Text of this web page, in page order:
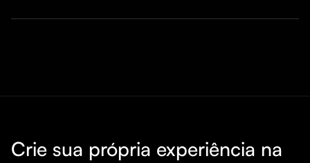
Crie sua própria experiência na